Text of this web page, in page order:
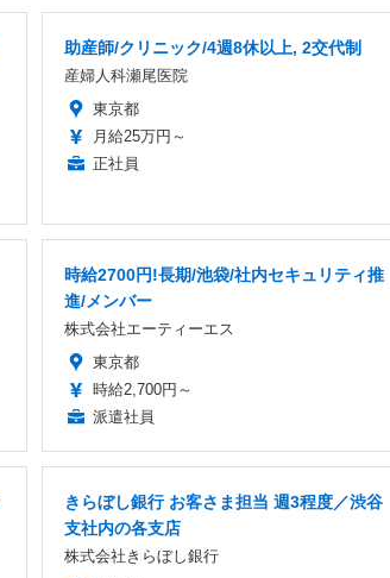
助産師/クリニック/4週8休以上, 2交代制
産婦人科瀬尾医院
東京都
月給25万円～
正社員
時給2700円!長期/池袋/社内セキュリティ推
進/メンバー
株式会社エーティーエス
東京都
時給2,700円～
派遣社員
きらぼし銀行 お客さま担当 週3程度／渋谷
支社内の各支店
株式会社きらぼし銀行